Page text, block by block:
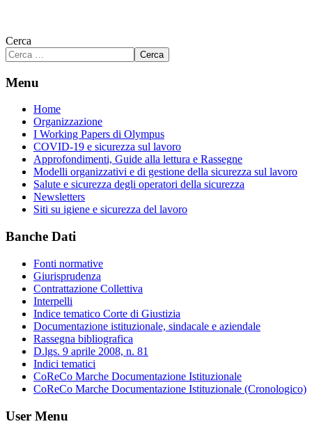
Cerca
Cerca
Menu
Home
Organizzazione
I Working Papers di Olympus
COVID-19 e sicurezza sul lavoro
Approfondimenti, Guide alla lettura e Rassegne
Modelli organizzativi e di gestione della sicurezza sul lavoro
Salute e sicurezza degli operatori della sicurezza
Newsletters
Siti su igiene e sicurezza del lavoro
Banche Dati
Fonti normative
Giurisprudenza
Contrattazione Collettiva
Interpelli
Indice tematico Corte di Giustizia
Documentazione istituzionale, sindacale e aziendale
Rassegna bibliografica
D.lgs. 9 aprile 2008, n. 81
Indici tematici
CoReCo Marche Documentazione Istituzionale
CoReCo Marche Documentazione Istituzionale (Cronologico)
User Menu